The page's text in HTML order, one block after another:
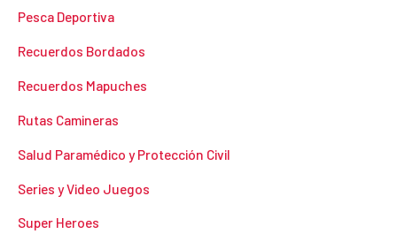
Pesca Deportiva
Recuerdos Bordados
Recuerdos Mapuches
Rutas Camineras
Salud Paramédico y Protección Civil
Series y Video Juegos
Super Heroes